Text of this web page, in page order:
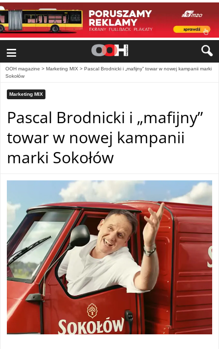
≡
OOH magazine > Marketing MIX > Pascal Brodnicki i „mafijny” towar w nowej kampanii marki
Sokołów
Marketing MIX
Pascal Brodnicki i „mafijny”
towar w nowej kampanii
marki Sokołów